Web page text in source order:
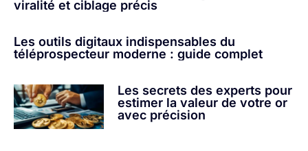
viralité et ciblage précis
Les outils digitaux indispensables du
téléprospecteur moderne : guide complet
Les secrets des experts pour
estimer la valeur de votre or
avec précision